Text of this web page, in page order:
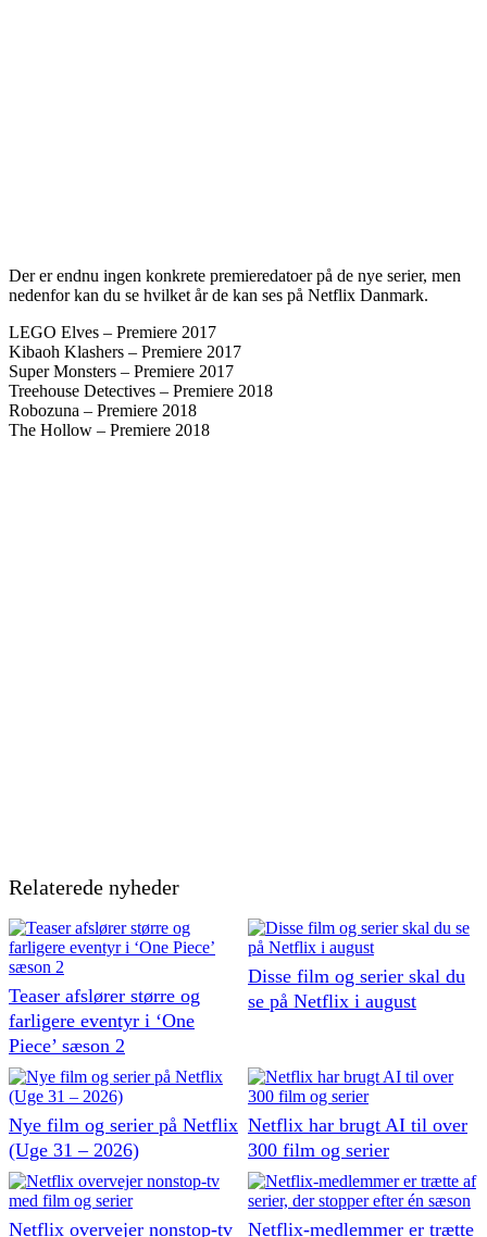
Der er endnu ingen konkrete premieredatoer på de nye serier, men
nedenfor kan du se hvilket år de kan ses på Netflix Danmark.
LEGO Elves – Premiere 2017
Kibaoh Klashers – Premiere 2017
Super Monsters – Premiere 2017
Treehouse Detectives – Premiere 2018
Robozuna – Premiere 2018
The Hollow – Premiere 2018
Relaterede nyheder
Teaser afslører større og
farligere eventyr i ‘One
Piece’ sæson 2
Disse film og serier skal du
se på Netflix i august
Nye film og serier på Netflix
(Uge 31 – 2026)
Netflix har brugt AI til over
300 film og serier
Netflix overvejer nonstop-tv Netflix-medlemmer er trætte